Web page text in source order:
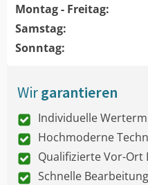
Montag - Freitag:
Samstag:
Sonntag:
Wirgarantieren
Individuelle
Hochmoderne
Qualifizierte Vor-Ort
Schnelle Bearbeitung